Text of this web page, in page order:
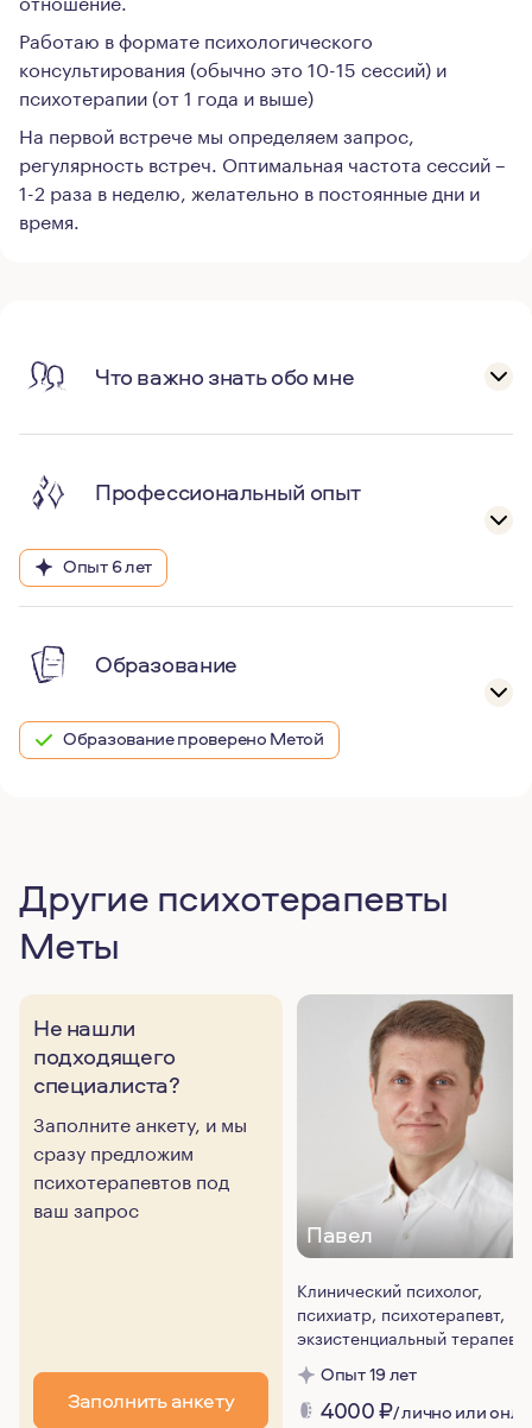
Работаю в формате психологического
консультирования (обычно это 10-15 сессий) и
психотерапии (от 1 года и выше)
На первой встрече мы определяем запрос,
регулярность встреч. Оптимальная частота сессий –
1-2 раза в неделю, желательно в постоянные дни и
время.
Что важно знать обо мне
Профессиональный опыт
Опыт 6 лет
Образование
Образование проверено Метой
Другие психотерапевты
Меты
Не нашли
подходящего
специалиста?
Заполните анкету, и мы
сразу предложим
психотерапевтов под
ваш запрос
Заполнить анкету
Павел
Клинический психолог,
психиатр, психотерапевт,
экзистенциальный терапевт
Опыт 19 лет
4000₽/ лично или